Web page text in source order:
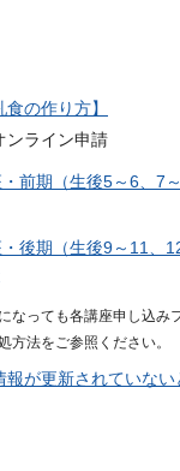
食の作り方】
ンライン申請
・前期（生後5～6、
・後期（生後9～11、
なっても各講座申し込み
方法をご参照ください。
報が更新されていな